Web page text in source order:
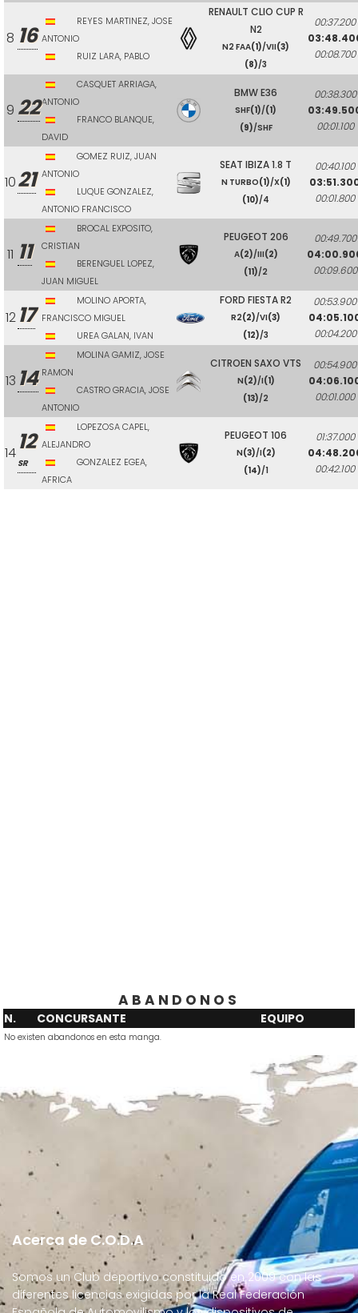
8 16
REYES MARTINEZ, JOSE
ANTONIO
RUIZ LARA, PABLO
RENAULT CLIO CUP R
N2
N2 FAA(1)/VII(3)
(8)/3
00:37.200
00:08.700
9 22
CASQUET ARRIAGA,
ANTONIO
FRANCO BLANQUE,
DAVID
BMW E36
SHF(1)/(1)
(9)/SHF
00:38.300
00:01.100
1021
GOMEZ RUIZ, JUAN
ANTONIO
LUQUE GONZALEZ,
ANTONIO FRANCISCO
SEAT IBIZA 1.8 T
N TURBO(1)/X(1)
(10)/4
00:40.100
00:01.800
11 11
BROCAL EXPOSITO,
CRISTIAN
BERENGUEL LOPEZ,
JUAN MIGUEL
PEUGEOT 206
A(2)/III(2)
(11)/2
00:49.700
00:09.600
12 17
MOLINO APORTA,
FRANCISCO MIGUEL
UREA GALAN, IVAN
FORD FIESTA R2
R2(2)/VI(3)
(12)/3
00:53.900
00:04.200
13 14
MOLINA GAMIZ, JOSE
RAMON
CASTRO GRACIA, JOSE
ANTONIO
CITROEN SAXO VTS
N(2)/I(1)
(13)/2
00:54.900
00:01.000
14 12
SR
LOPEZOSA CAPEL,
ALEJANDRO
GONZALEZ EGEA,
AFRICA
PEUGEOT 106
N(3)/I(2)
(14)/1
01:37.000
00:42.100
ABANDONOS
N. CONCURSANTE EQUIPO
No existen abandonos en esta manga.
Acerca de C.O.D.A
Somos un Club deportivo constituido en 2009 con las
diferentes licencias exigidas por la Real Federación